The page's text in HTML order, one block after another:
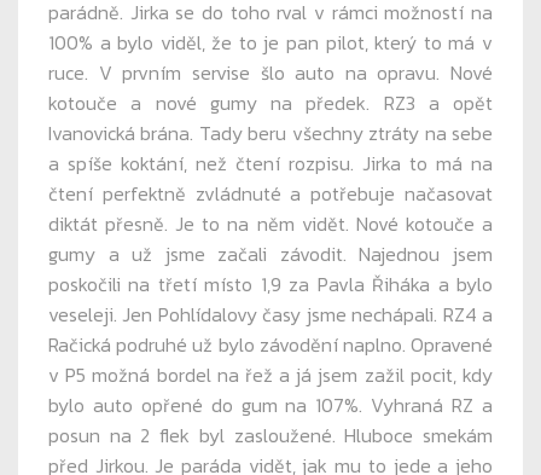
parádně. Jirka se do toho rval v rámci možností na
100% a bylo viděl, že to je pan pilot, který to má v
ruce. V prvním servise šlo auto na opravu. Nové
kotouče a nové gumy na předek. RZ3 a opět
Ivanovická brána. Tady beru všechny ztráty na sebe
a spíše koktání, než čtení rozpisu. Jirka to má na
čtení perfektně zvládnuté a potřebuje načasovat
diktát přesně. Je to na něm vidět. Nové kotouče a
gumy a už jsme začali závodit. Najednou jsem
poskočili na třetí místo 1,9 za Pavla Řiháka a bylo
veseleji. Jen Pohlídalovy časy jsme nechápali. RZ4 a
Račická podruhé už bylo závodění naplno. Opravené
v P5 možná bordel na řež a já jsem zažil pocit, kdy
bylo auto opřené do gum na 107%. Vyhraná RZ a
posun na 2 flek byl zasloužené. Hluboce smekám
před Jirkou. Je paráda vidět, jak mu to jede a jeho